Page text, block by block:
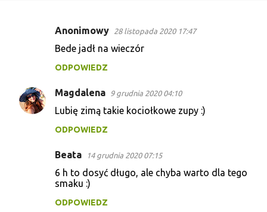
e
n
Anonimowy 28 listopada 2020 17:47
Bede jadł na wieczór
ODPOWIEDZ
Magdalena 9 grudnia 2020 04:10
Lubię zimą takie kociołkowe zupy :)
ODPOWIEDZ
Beata 14 grudnia 2020 07:15
6 h to dosyć długo, ale chyba warto dla tego
smaku :)
ODPOWIEDZ